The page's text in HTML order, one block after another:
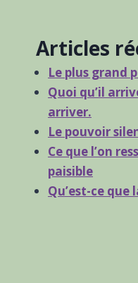
Articles
Le plus grand
Quoi qu’il
arriver.
Le pouvoir
Ce que l’on
paisible
Qu’est-ce que